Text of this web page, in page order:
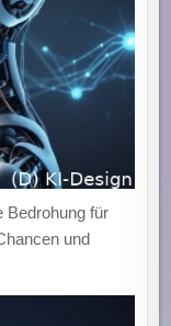
Bedrohung für
und